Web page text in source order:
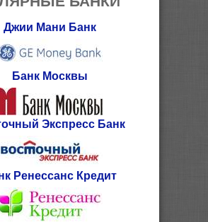
Джии Мани Банк
Банк Москвы
Экспресс Банк
Ренессанс Кредит